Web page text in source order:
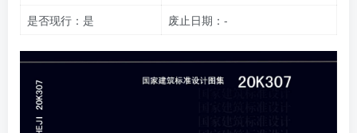
是否现行：是
废止日期：-